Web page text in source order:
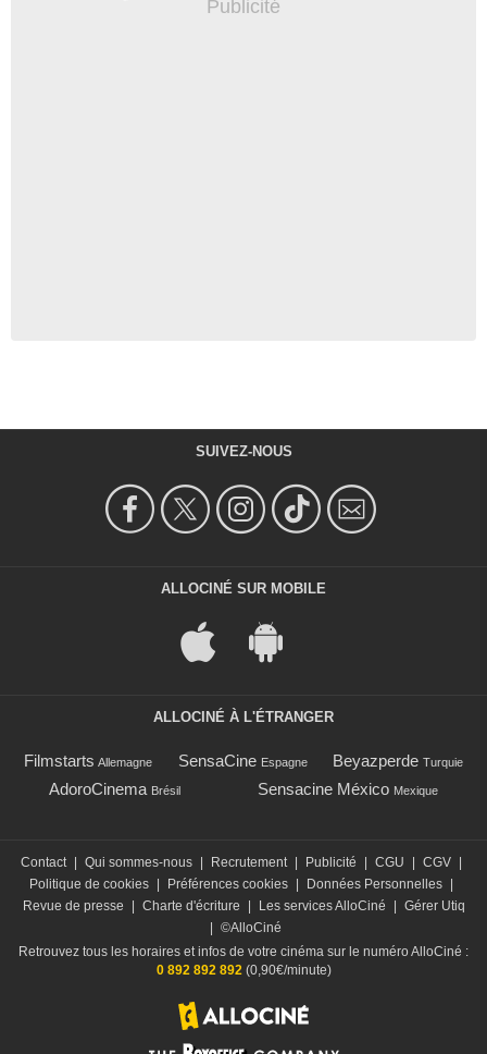
SUIVEZ-NOUS
ALLOCINÉ SUR MOBILE
ALLOCINÉ À L'ÉTRANGER
Filmstarts Allemagne SensaCine Espagne Beyazperde Turquie
AdoroCinema Brésil Sensacine México Mexique
Contact Qui sommes-nous Recrutement Publicité CGU CGV
Politique de cookies
Préférences cookies Données Personnelles
Revue de presse
Charte d'écriture Les services AlloCiné
Gérer Utiq
©AlloCiné
Retrouvez tous les horaires et infos de votre cinéma sur le numéro AlloCiné :
0 892 892 892(0,90€/minute)